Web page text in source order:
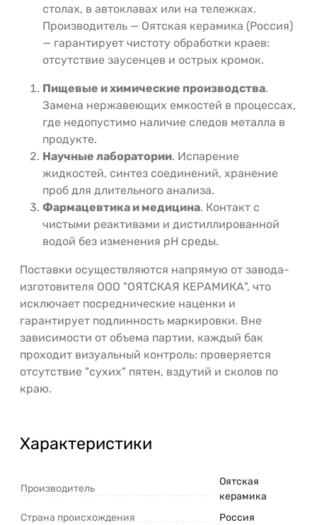
столах, в автоклавах или на тележках.
Производитель — Оятская керамика (Россия)
— гарантирует чистоту обработки краев:
отсутствие заусенцев и острых кромок.
Пищевые и химические производства.
Замена нержавеющих емкостей в процессах,
где недопустимо наличие следов металла в
продукте.
Научные лаборатории. Испарение
жидкостей, синтез соединений, хранение
проб для длительного анализа.
Фармацевтика и медицина. Контакт с
чистыми реактивами и дистиллированной
водой без изменения pH среды.
Поставки осуществляются напрямую от завода-
изготовителя ООО "ОЯТСКАЯ КЕРАМИКА", что
исключает посреднические наценки и
гарантирует подлинность маркировки. Вне
зависимости от объема партии, каждый бак
проходит визуальный контроль: проверяется
отсутствие "сухих" пятен, вздутий и сколов по
краю.
Характеристики
Производитель
Оятская
керамика
Страна происхождения
Россия